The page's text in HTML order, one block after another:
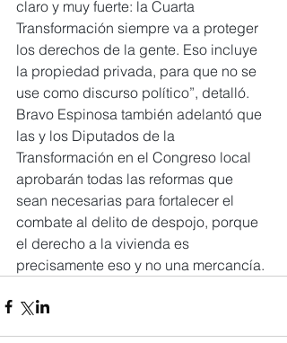
claro y muy fuerte: la Cuarta
Transformación siempre va a proteger
los derechos de la gente. Eso incluye
la propiedad privada, para que no se
use como discurso político”, detalló.
Bravo Espinosa también adelantó que
las y los Diputados de la
Transformación en el Congreso local
aprobarán todas las reformas que
sean necesarias para fortalecer el
combate al delito de despojo, porque
el derecho a la vivienda es
precisamente eso y no una mercancía.